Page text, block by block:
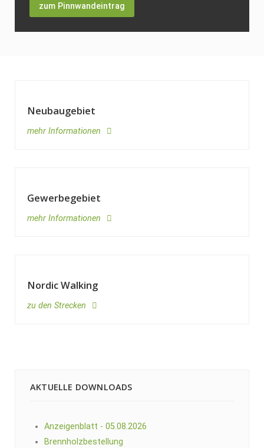
zum Pinnwandeintrag
Neubaugebiet
mehr Informationen
Gewerbegebiet
mehr Informationen
Nordic Walking
zu den Strecken
AKTUELLE DOWNLOADS
Anzeigenblatt - 05.08.2026
Brennholzbestellung